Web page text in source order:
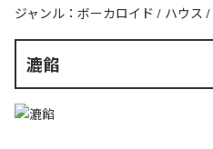
ジャンル： ボーカロイド / ハウス /
漉餡